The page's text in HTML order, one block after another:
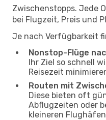
Zwischenstopps. Jede
bei Flugzeit, Preis und
Je nach Verfügbarkeit
Nonstop-Flüge
Ihr Ziel so schnell
Reisezeit
Routen mit
Diese bieten oft
Abflugzeiten oder
kleineren